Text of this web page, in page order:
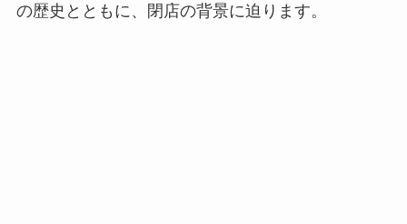
の歴史とともに、閉店の背景に迫ります。